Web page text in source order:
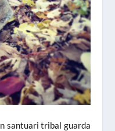
santuari tribal guarda